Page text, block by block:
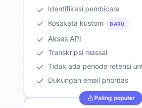
Identifikasi pembicara
Kosakata kustom
BARU
Akses API
Transkripsi massal
Tidak ada periode retensi
Dukungan email prioritas
Paling populer